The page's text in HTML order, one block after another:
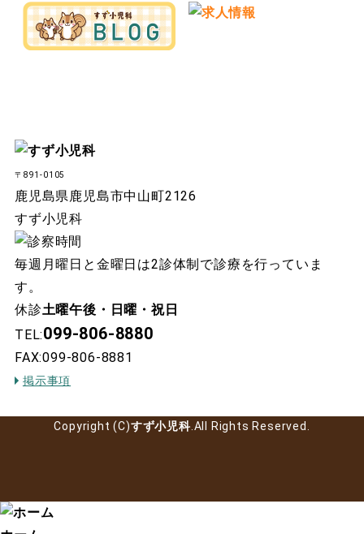
〒891-0105
鹿児島県鹿児島市中山町2126
すず小児科
毎週月曜日と金曜日は2診体制で診療を行っていま
す。
休診土曜午後・日曜・祝日
TEL:099-806-8880
FAX:099-806-8881
掲示事項
Copyright (C)すず小児科 .All Rights Reserved.